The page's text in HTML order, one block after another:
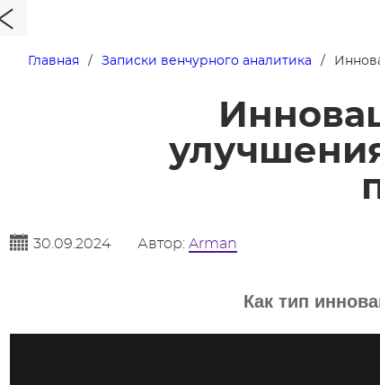
Главная Записки венчурного аналитика
30.09.2024 Автор: Arman
Как тип